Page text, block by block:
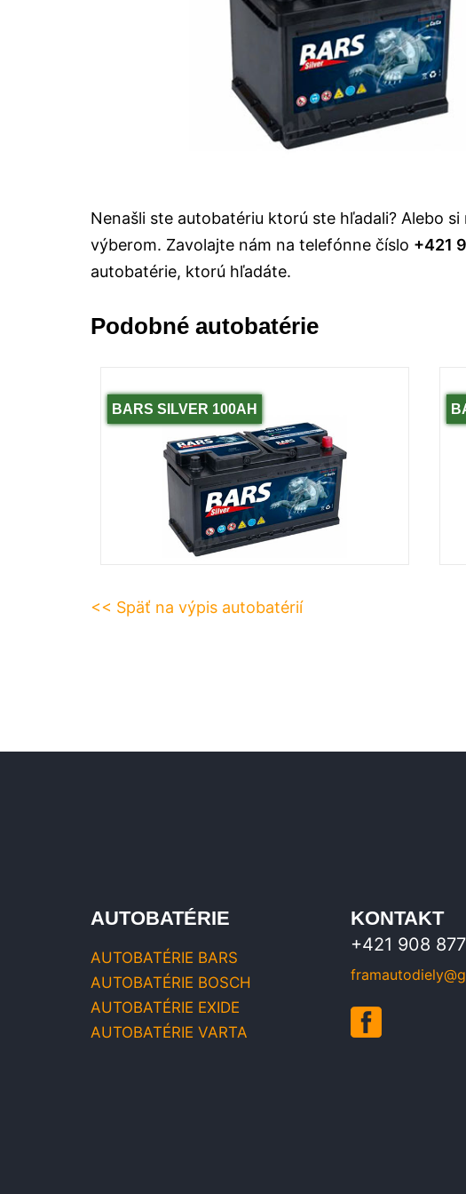
Nenašli ste autobatériu ktorú ste hľadali? Alebo
výberom. Zavolajte nám na telefónne číslo +421
autobatérie, ktorú hľadáte.
Podobné autobatérie
BARS SILVER 100AH
<< Späť na výpis autobatérií
AUTOBATÉRIE
AUTOBATÉRIE BARS
AUTOBATÉRIE BOSCH
AUTOBATÉRIE EXIDE
AUTOBATÉRIE VARTA
KONTAKT
+421 908